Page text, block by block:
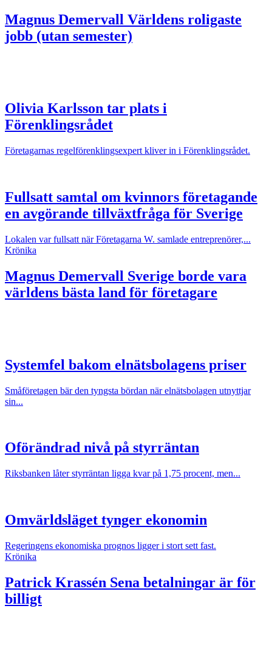
Magnus Demervall Världens roligaste
jobb (utan semester)
Olivia Karlsson tar plats i
Förenklingsrådet
Företagarnas regelförenklingsexpert kliver in i Förenklingsrådet.
Fullsatt samtal om kvinnors företagande
en avgörande tillväxtfråga för Sverige
Lokalen var fullsatt när Företagarna W. samlade entreprenörer,...
Krönika
Magnus Demervall Sverige borde vara
världens bästa land för företagare
Systemfel bakom elnätsbolagens priser
Småföretagen bär den tyngsta bördan när elnätsbolagen utnyttjar
sin...
Oförändrad nivå på styrräntan
Riksbanken låter styrräntan ligga kvar på 1,75 procent, men...
Omvärldsläget tynger ekonomin
Regeringens ekonomiska prognos ligger i stort sett fast.
Krönika
Patrick Krassén Sena betalningar är för
billigt